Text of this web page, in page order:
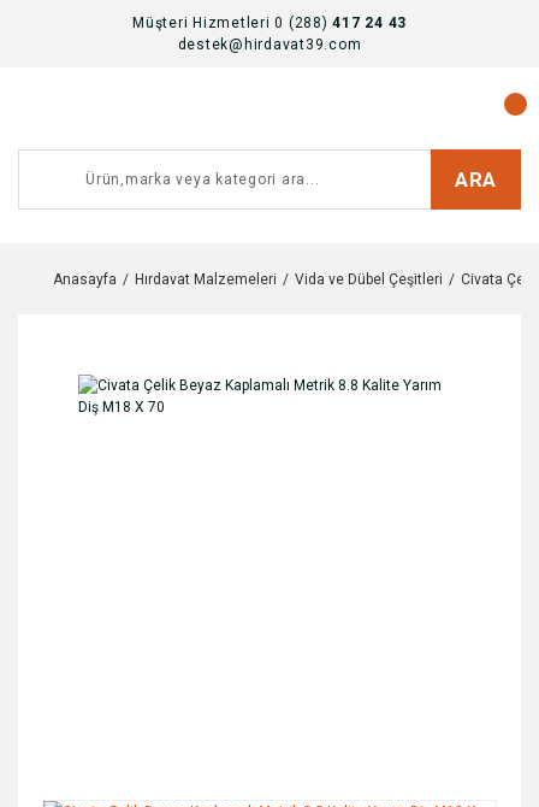
Müşteri Hizmetleri 0 (288)417 24 43
destek@hirdavat39.com
ARA
Anasayfa Hırdavat Malzemeleri Vida ve Dübel Çeşitleri Civata